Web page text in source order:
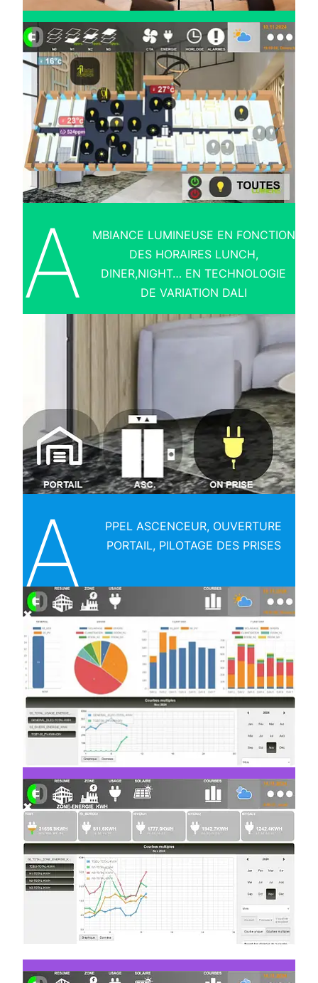
A
MBIANCE LUMINEUSE EN FONCTION
DES HORAIRES LUNCH,
DINER,NIGHT… EN TECHNOLOGIE
DE VARIATION DALI
A
PPEL ASCENCEUR, OUVERTURE
PORTAIL, PILOTAGE DES PRISES